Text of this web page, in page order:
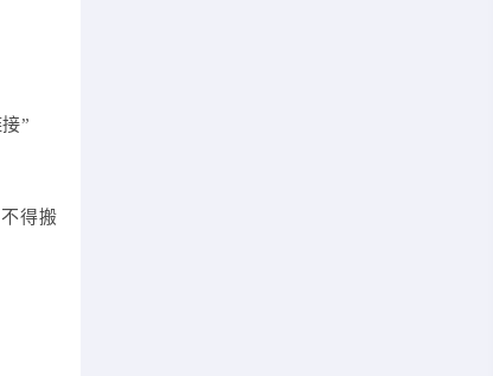
”
得搬